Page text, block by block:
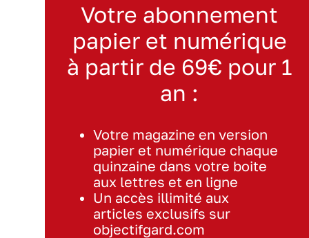
Votre abonnement
papier et numérique
à partir de 69€ pour 1
an :
Votre magazine en version
papier et numérique chaque
quinzaine dans votre boite
aux lettres et en ligne
Un accès illimité aux
articles exclusifs sur
objectifgard.com